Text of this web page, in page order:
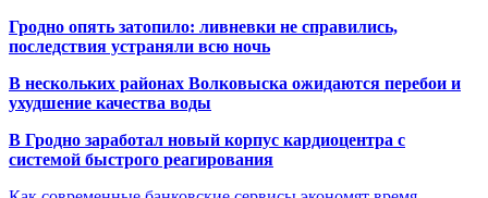
Гродно опять затопило: ливневки не справились,
последствия устраняли всю ночь
В нескольких районах Волковыска ожидаются перебои и
ухудшение качества воды
В Гродно заработал новый корпус кардиоцентра с
системой быстрого реагирования